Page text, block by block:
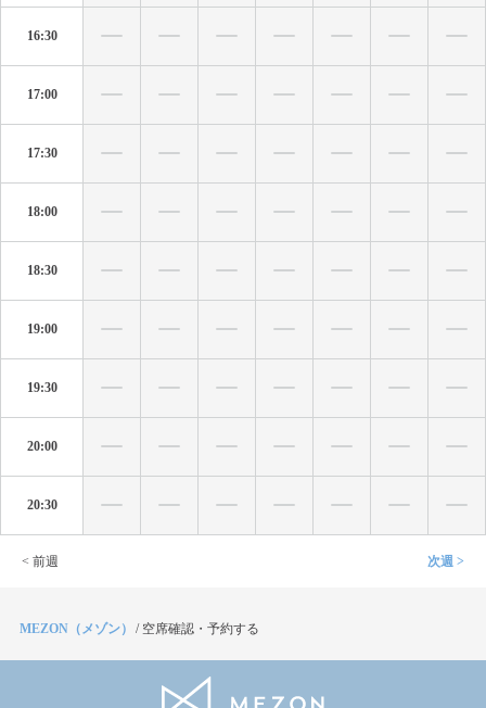
16:30
17:00
17:30
18:00
18:30
19:00
19:30
20:00
20:30
< 前週 次週 >
MEZON（メゾン） / 空席確認・予約する